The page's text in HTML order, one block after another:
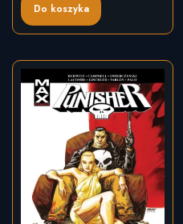
Do koszyka